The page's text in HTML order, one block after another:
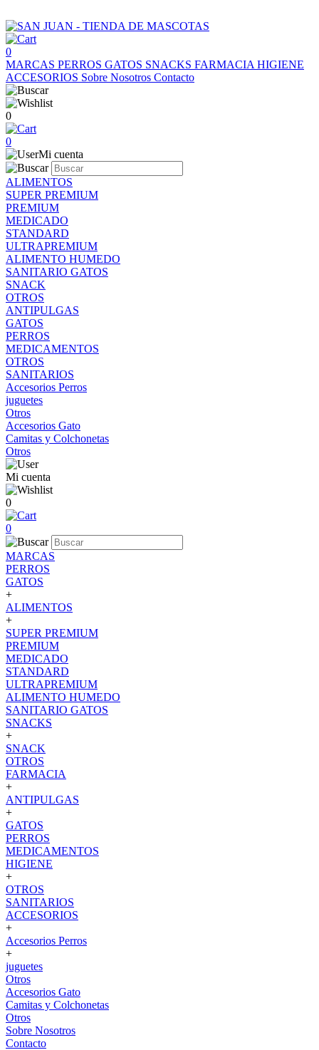
0
MARCAS PERROS GATOS SNACKS FARMACIA HIGIENE
ACCESORIOS Sobre Nosotros Contacto
0
0
Mi cuenta
ALIMENTOS
SUPER PREMIUM
PREMIUM
MEDICADO
STANDARD
ULTRAPREMIUM
ALIMENTO HUMEDO
SANITARIO GATOS
SNACK
OTROS
ANTIPULGAS
GATOS
PERROS
MEDICAMENTOS
OTROS
SANITARIOS
Accesorios Perros
juguetes
Otros
Accesorios Gato
Camitas y Colchonetas
Otros
Mi cuenta
0
0
MARCAS
PERROS
GATOS
+
ALIMENTOS
+
SUPER PREMIUM
PREMIUM
MEDICADO
STANDARD
ULTRAPREMIUM
ALIMENTO HUMEDO
SANITARIO GATOS
SNACKS
+
SNACK
OTROS
FARMACIA
+
ANTIPULGAS
+
GATOS
PERROS
MEDICAMENTOS
HIGIENE
+
OTROS
SANITARIOS
ACCESORIOS
+
Accesorios Perros
+
juguetes
Otros
Accesorios Gato
Camitas y Colchonetas
Otros
Sobre Nosotros
Contacto